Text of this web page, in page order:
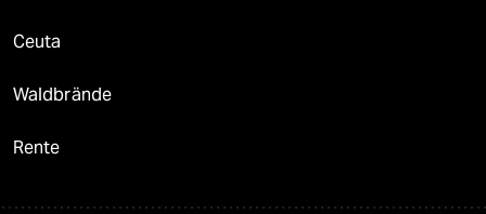
Ceuta
Waldbrände
Rente